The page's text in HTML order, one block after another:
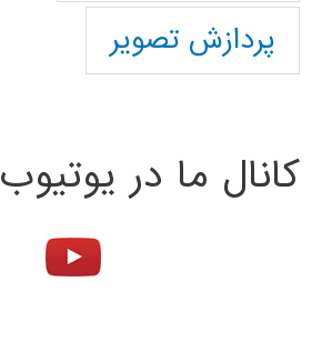
پردازش تصویر
کانال ما در یوتیوب